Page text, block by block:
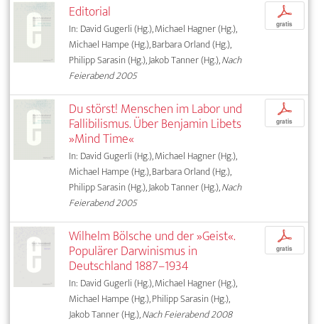
Editorial
In: David Gugerli (Hg.), Michael Hagner (Hg.),
Michael Hampe (Hg.), Barbara Orland (Hg.),
Philipp Sarasin (Hg.), Jakob Tanner (Hg.),Nach
Feierabend 2005
p
gratis
Du störst! Menschen im Labor und
Fallibilismus. Über Benjamin Libets
»Mind Time«
In: David Gugerli (Hg.), Michael Hagner (Hg.),
Michael Hampe (Hg.), Barbara Orland (Hg.),
Philipp Sarasin (Hg.), Jakob Tanner (Hg.),Nach
Feierabend 2005
p
gratis
Wilhelm Bölsche und der »Geist«.
Populärer Darwinismus in
Deutschland 1887–1934
In: David Gugerli (Hg.), Michael Hagner (Hg.),
Michael Hampe (Hg.), Philipp Sarasin (Hg.),
Jakob Tanner (Hg.),Nach Feierabend 2008
p
gratis